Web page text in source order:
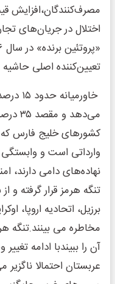
مصرف‌کنندگان،افزایش
اختلال در جریان‌های
تعیین‌کننده اصلی
وارداتی است و
نهاده‌های دامی
تنگه هرمز قرار گرفته و
برزیل، اتحادیه اروپا،
مخاطره می
آن را ببیندبا ادامه
عربستان احتمالا